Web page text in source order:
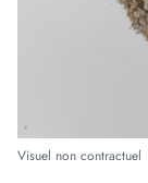
Visuel non contractuel
Forme